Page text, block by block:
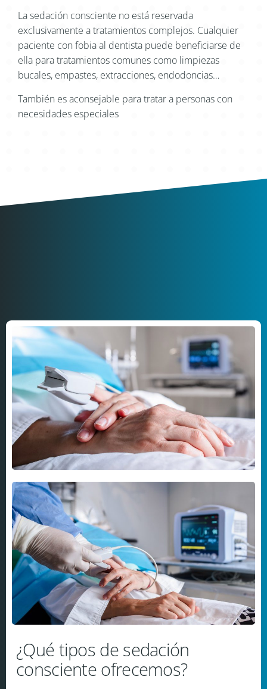
La sedación consciente no está reservada
exclusivamente a tratamientos complejos. Cualquier
paciente con fobia al dentista puede beneficiarse de
ella para tratamientos comunes como limpiezas
bucales, empastes, extracciones, endodoncias…
También es aconsejable para tratar a personas con
necesidades especiales
¿Qué tipos de sedación
consciente ofrecemos?